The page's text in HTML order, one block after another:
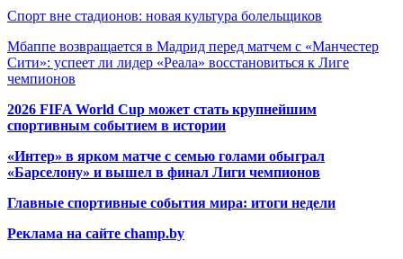
Спорт вне стадионов: новая культура болельщиков
Мбаппе возвращается в Мадрид перед матчем с «Манчестер
Сити»: успеет ли лидер «Реала» восстановиться к Лиге
чемпионов
2026 FIFA World Cup может стать крупнейшим
спортивным событием в истории
«Интер» в ярком матче с семью голами обыграл
«Барселону» и вышел в финал Лиги чемпионов
Главные спортивные события мира: итоги недели
Реклама на сайте champ.by